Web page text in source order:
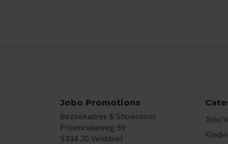
Jobo Promotions
Bezoekadres & Showroom
Provincialeweg 59
5334 JD Velddriel